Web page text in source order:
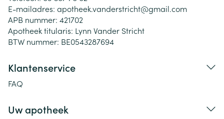
E-mailadres: apotheek.vanderstricht@gmail.com
APB nummer: 421702
Apotheek titularis: Lynn Vander Stricht
BTW nummer: BE0543287694
Klantenservice
FAQ
Uw apotheek